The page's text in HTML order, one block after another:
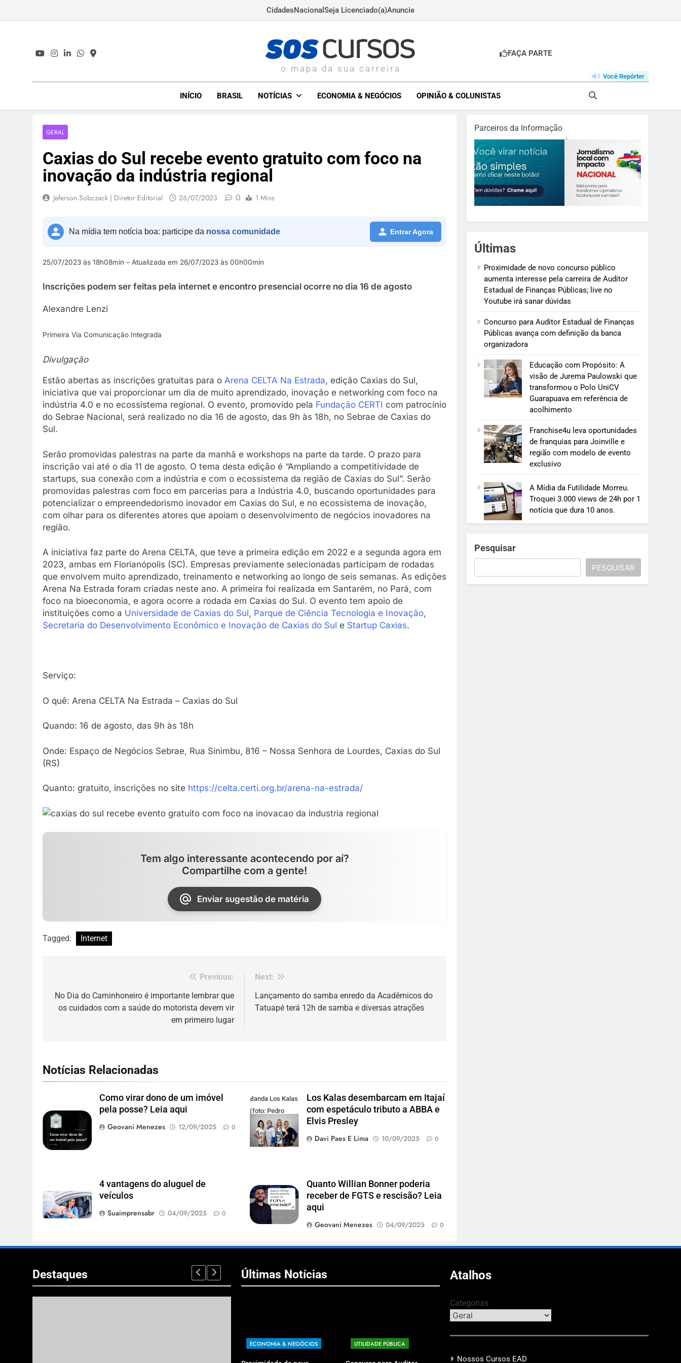
CidadesNacional Seja Licenciado(a)Anuncie
SOSCURSOS.COM.BR
o mapa da sua carreira
FAÇA PARTE
Você Repórter
INÍCIO BRASIL NOTÍCIAS ECONOMIA & NEGÓCIOS OPINIÃO & COLUNISTAS
GERAL
Caxias do Sul recebe evento gratuito com foco na
inovação da indústria regional
Jeferson Sobczack | Diretor Editorial 26/07/2023 0 1 Mins
Na mídia tem notícia boa: participe da nossa comunidade Entrar Agora
25/07/2023 às 18h08min – Atualizada em 26/07/2023 às 00h00min
Inscrições podem ser feitas pela internet e encontro presencial ocorre no dia 16 de agosto
Alexandre Lenzi
Primeira Via Comunicação Integrada
Divulgação
Estão abertas as inscrições gratuitas para o Arena CELTA Na Estrada, edição Caxias do Sul,
iniciativa que vai proporcionar um dia de muito aprendizado, inovação e networking com foco na
indústria 4.0 e no ecossistema regional. O evento, promovido pela Fundação CERTI com patrocínio
do Sebrae Nacional, será realizado no dia 16 de agosto, das 9h às 18h, no Sebrae de Caxias do
Sul.
Serão promovidas palestras na parte da manhã e workshops na parte da tarde. O prazo para
inscrição vai até o dia 11 de agosto. O tema desta edição é “Ampliando a competitividade de
startups, sua conexão com a indústria e com o ecossistema da região de Caxias do Sul”. Serão
promovidas palestras com foco em parcerias para a Indústria 4.0, buscando oportunidades para
potencializar o empreendedorismo inovador em Caxias do Sul, e no ecossistema de inovação,
com olhar para os diferentes atores que apoiam o desenvolvimento de negócios inovadores na
região.
A iniciativa faz parte do Arena CELTA, que teve a primeira edição em 2022 e a segunda agora em
2023, ambas em Florianópolis (SC). Empresas previamente selecionadas participam de rodadas
que envolvem muito aprendizado, treinamento e networking ao longo de seis semanas. As edições
Arena Na Estrada foram criadas neste ano. A primeira foi realizada em Santarém, no Pará, com
foco na bioeconomia, e agora ocorre a rodada em Caxias do Sul. O evento tem apoio de
instituições como a Universidade de Caxias do Sul, Parque de Ciência Tecnologia e Inovação,
Secretaria do Desenvolvimento Econômico e Inovação de Caxias do Sul e Startup Caxias.
Serviço:
O quê: Arena CELTA Na Estrada – Caxias do Sul
Quando: 16 de agosto, das 9h às 18h
Onde: Espaço de Negócios Sebrae, Rua Sinimbu, 816 – Nossa Senhora de Lourdes, Caxias do Sul
(RS)
Quanto: gratuito, inscrições no site https://celta.certi.org.br/arena-na-estrada/
Tem algo interessante acontecendo por aí?
Compartilhe com a gente!
Enviar sugestão de matéria
Tagged: Internet
de
Previous:
No Dia do Caminhoneiro é importante lembrar que
os cuidados com a saúde do motorista devem vir
em primeiro lugar
Next:
Lançamento do samba enredo da Acadêmicos do
Tatuapé terá 12h de samba e diversas atrações
Notícias Relacionadas
Como virar dono de um imóvel
pela posse? Leia aqui
Geovani Menezes
12/09/2025 0
Banda Los Kalas
(foto: Pedro
Oliveira)
Los Kalas desembarcam em Itajaí
com espetáculo tributo a ABBA e
Elvis Presley
Davi Paes E Lima
10/09/2025 0
4 vantagens do aluguel de
veículos
Suaimprensabr
04/09/2025 0
Quanto Willian Bonner poderia
receber de FGTS e rescisão? Leia
aqui
Geovani Menezes
04/09/2025 0
Parceiros da Informação
Últimas
Proximidade de novo concurso público
aumenta interesse pela carreira de Auditor
Estadual de Finanças Públicas; live no
Youtube irá sanar dúvidas
Concurso para Auditor Estadual de Finanças
Públicas avança com definição da banca
organizadora
Educação com Propósito: A
visão de Jurema Paulowski que
transformou o Polo UniCV
Guarapuava em referência de
acolhimento
Franchise4u leva oportunidades
de franquias para Joinville e
região com modelo de evento
exclusivo
A Mídia da Futilidade Morreu.
Troquei 3.000 views de 24h por 1
notícia que dura 10 anos.
Pesquisar
PESQUISAR
Destaques Últimas Notícias
ECONOMIA & NEGÓCIOS UTILIDADE PÚBLICA
Atalhos
Categorias
Nossos Cursos EAD